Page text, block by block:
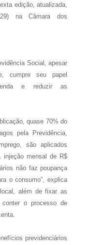
edição, atualizada,
na Câmara dos
Social, apesar
cumpre seu papel
e reduzir as
quase 70% do
pela Previdência,
são aplicados
injeção mensal de R$
não faz poupança
o consumo”, explica
além de fixar as
o processo de
previdenciários